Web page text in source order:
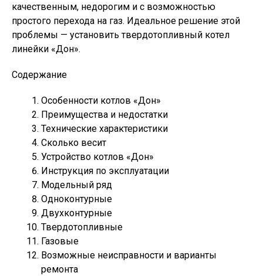
качественным, недорогим и с возможностью
простого перехода на газ. Идеальное решение этой
проблемы — установить твердотопливный котел
линейки «Дон».
Содержание
Особенности котлов «Дон»
Преимущества и недостатки
Технические характеристики
Сколько весит
Устройство котлов «Дон»
Инструкция по эксплуатации
Модельный ряд
Одноконтурные
Двухконтурные
Твердотопливные
Газовые
Возможные неисправности и варианты
ремонта